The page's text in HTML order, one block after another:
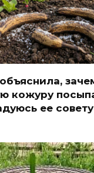
кожуру
ее совету